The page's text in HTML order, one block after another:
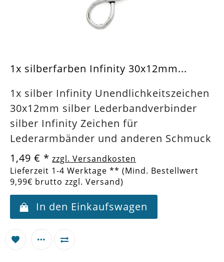
1x silberfarben Infinity 30x12mm...
1x silber Infinity Unendlichkeitszeichen
30x12mm silber Lederbandverbinder
silber Infinity Zeichen für
Lederarmbänder und anderen Schmuck
1,49 € * zzgl. Versandkosten
Lieferzeit 1-4 Werktage ** (Mind. Bestellwert
9,99€ brutto zzgl. Versand)
In den Einkaufswagen